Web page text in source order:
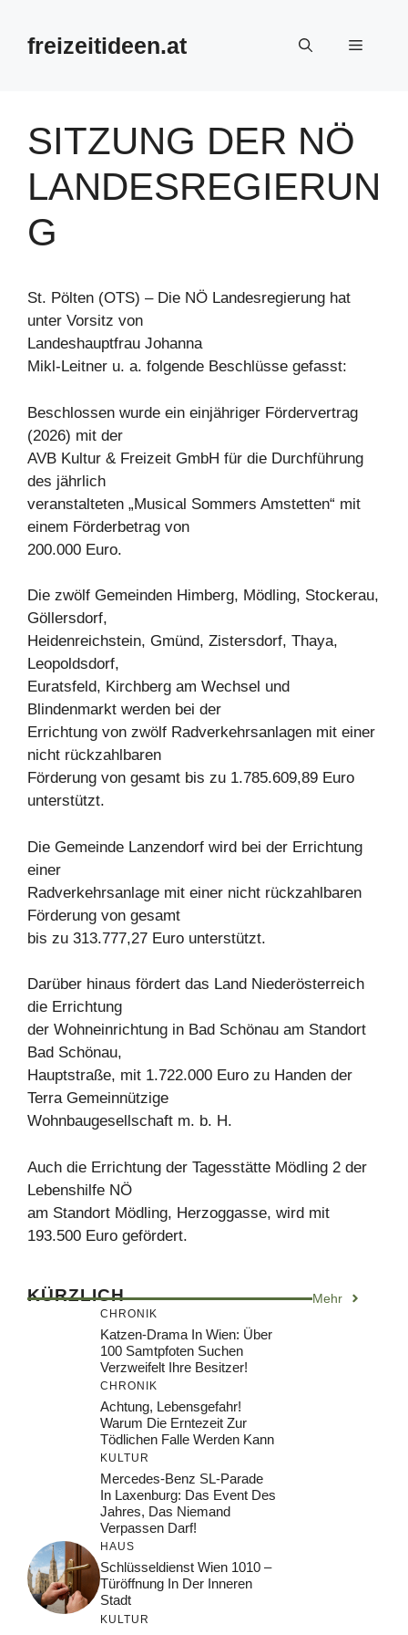
Inhalt
springenfreizeitideen.at Menü
SITZUNG DER NÖ
LANDESREGIERUN
G
St. Pölten (OTS) – Die NÖ Landesregierung hat
unter Vorsitz von
Landeshauptfrau Johanna
Mikl-Leitner u. a. folgende Beschlüsse gefasst:
Beschlossen wurde ein einjähriger Fördervertrag
(2026) mit der
AVB Kultur & Freizeit GmbH für die Durchführung
des jährlich
veranstalteten „Musical Sommers Amstetten“ mit
einem Förderbetrag von
200.000 Euro.
Die zwölf Gemeinden Himberg, Mödling, Stockerau,
Göllersdorf,
Heidenreichstein, Gmünd, Zistersdorf, Thaya,
Leopoldsdorf,
Euratsfeld, Kirchberg am Wechsel und
Blindenmarkt werden bei der
Errichtung von zwölf Radverkehrsanlagen mit einer
nicht rückzahlbaren
Förderung von gesamt bis zu 1.785.609,89 Euro
unterstützt.
Die Gemeinde Lanzendorf wird bei der Errichtung
einer
Radverkehrsanlage mit einer nicht rückzahlbaren
Förderung von gesamt
bis zu 313.777,27 Euro unterstützt.
Darüber hinaus fördert das Land Niederösterreich
die Errichtung
der Wohneinrichtung in Bad Schönau am Standort
Bad Schönau,
Hauptstraße, mit 1.722.000 Euro zu Handen der
Terra Gemeinnützige
Wohnbaugesellschaft m. b. H.
Auch die Errichtung der Tagesstätte Mödling 2 der
Lebenshilfe NÖ
am Standort Mödling, Herzoggasse, wird mit
193.500 Euro gefördert.
KÜRZLICH Mehr
CHRONIK
Katzen-Drama In Wien: Über
100 Samtpfoten Suchen
Verzweifelt Ihre Besitzer!
CHRONIK
Achtung, Lebensgefahr!
Warum Die Erntezeit Zur
Tödlichen Falle Werden Kann
KULTUR
Mercedes-Benz SL-Parade
In Laxenburg: Das Event Des
Jahres, Das Niemand
Verpassen Darf!
HAUS
Schlüsseldienst Wien 1010 –
Türöffnung In Der Inneren
Stadt
KULTUR